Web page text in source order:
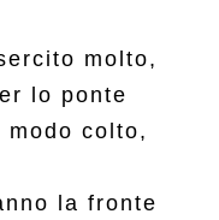
molto,
lo ponte
modo colto,
la fronte